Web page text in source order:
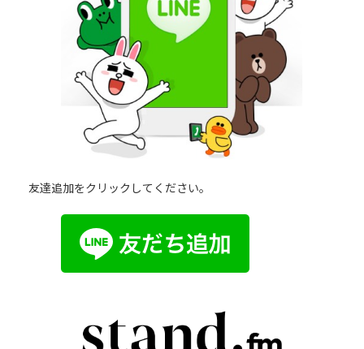
友達追加をクリックしてください。